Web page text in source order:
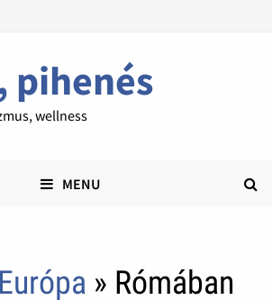
pihenés
wellness
MENU
Európa » Rómában